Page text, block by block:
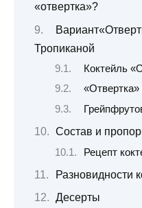
«отвертка»?
Тропиканой
Коктейль
«Отвертка»
Состав и
Рецепт
Разновидности
Десерты